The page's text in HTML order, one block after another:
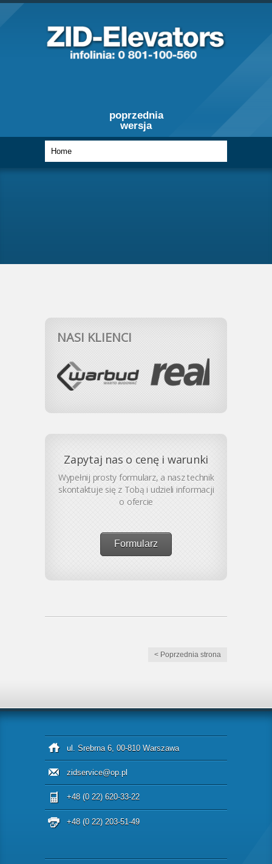
poprzednia
wersja
NASI KLIENCI
Zapytaj nas o cenę i warunki
Wypełnij prosty formularz, a nasz technik
skontaktuje się z Tobą i udzieli informacji
o ofercie
Formularz
< Poprzednia strona
ul. Srebrna 6, 00-810 Warszawa
zidservice@op.pl
+48 (0 22) 620-33-22
+48 (0 22) 203-51-49